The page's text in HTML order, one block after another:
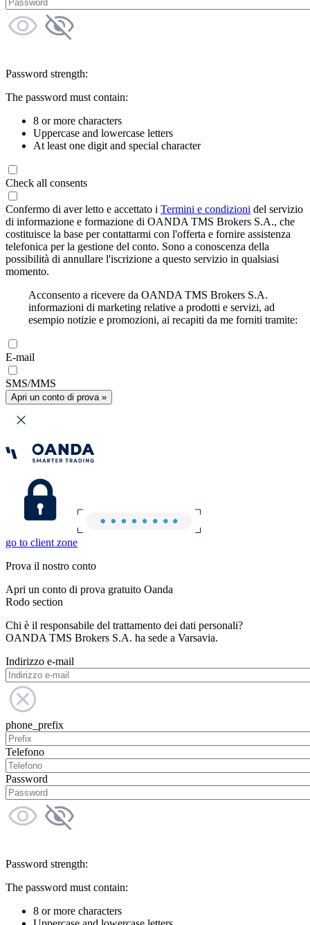
Password strength:
The password must contain:
8 or more characters
Uppercase and lowercase letters
At least one digit and special character
Check all consents
Confermo di aver letto e accettato i Termini e condizioni del servizio
di informazione e formazione di OANDA TMS Brokers S.A., che
costituisce la base per contattarmi con l'offerta e fornire assistenza
telefonica per la gestione del conto. Sono a conoscenza della
possibilità di annullare l'iscrizione a questo servizio in qualsiasi
momento.
Acconsento a ricevere da OANDA TMS Brokers S.A.
informazioni di marketing relative a prodotti e servizi, ad
esempio notizie e promozioni, ai recapiti da me forniti tramite:
E-mail
SMS/MMS
Apri un conto di prova »
go to client zone
Prova il nostro conto
Apri un conto di prova gratuito Oanda
Rodo section
Chi è il responsabile del trattamento dei dati personali?
OANDA TMS Brokers S.A. ha sede a Varsavia.
Indirizzo e-mail
phone_prefix
Telefono
Password
Password strength:
The password must contain:
8 or more characters